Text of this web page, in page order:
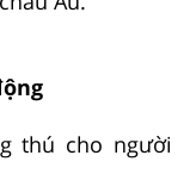
thú cho người